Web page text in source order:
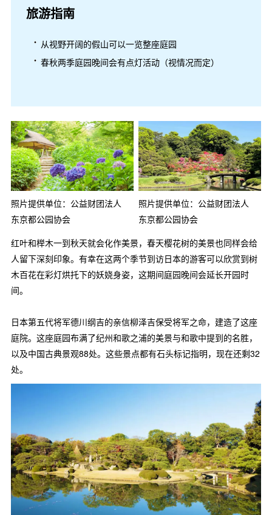
旅游指南
从视野开阔的假山可以一览整座庭园
春秋两季庭园晚间会有点灯活动（视情况而定）
照片提供单位：公益财团法人
东京都公园协会
照片提供单位：公益财团法人
东京都公园协会
红叶和榉木一到秋天就会化作美景，春天樱花树的美景也同样会给
人留下深刻印象。有幸在这两个季节到访日本的游客可以欣赏到树
木百花在彩灯烘托下的妖娆身姿，这期间庭园晚间会延长开园时
间。
日本第五代将军德川纲吉的亲信柳泽吉保受将军之命，建造了这座
庭院。这座庭园布满了纪州和歌之浦的美景与和歌中提到的名胜，
以及中国古典景观88处。这些景点都有石头标记指明，现在还剩32
处。